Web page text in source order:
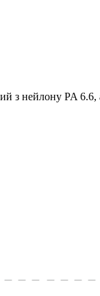
нейлону PA 6.6,